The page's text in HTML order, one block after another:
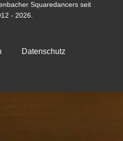
Squaredancers seit
- 2026.
Datenschutz